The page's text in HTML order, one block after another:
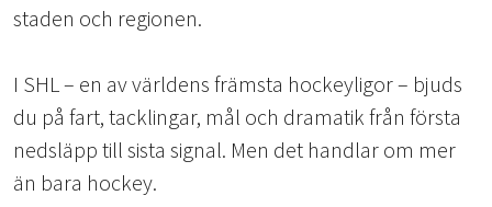
staden och regionen.
I SHL – en av världens främsta hockeyligor – bjuds
du på fart, tacklingar, mål och dramatik från första
nedsläpp till sista signal. Men det handlar om mer
än bara hockey.